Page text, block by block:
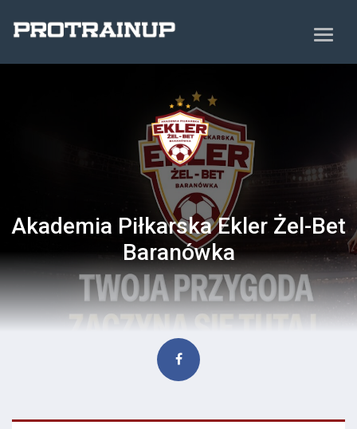
Akademia Piłkarska Ekler Żel-Bet
Baranówka